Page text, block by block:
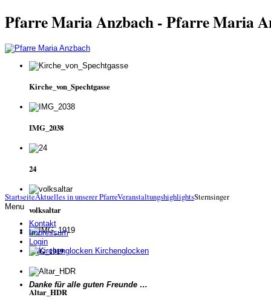
Pfarre Maria Anzbach - Pfarre Maria
Kirche_von_Spechtgasse
IMG_2038
24
volksaltar
IMG_1919
Altar_HDR
StartseiteAktuelles in unserer PfarreVeranstaltungshighlightsSternsinger
Menu
Kontakt
Impressum
Login
Kirchenglocken
Danke für alle guten Freunde …